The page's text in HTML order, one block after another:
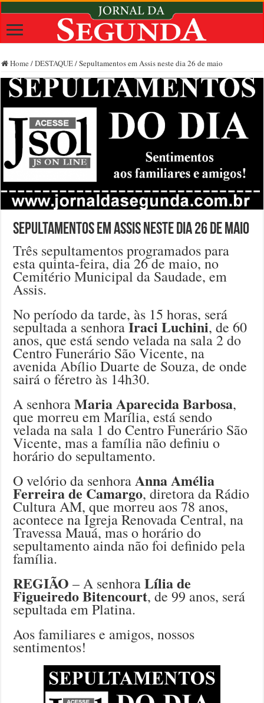
Home /DESTAQUE/Sepultamentos em Assis neste dia 26 de maio
Sepultamentos em Assis neste dia 26 de maio
Três sepultamentos programados para
esta quinta-feira, dia 26 de maio, no
Cemitério Municipal da Saudade, em
Assis.
No período da tarde, às 15 horas, será
sepultada a senhoraIraci Luchini, de 60
anos, que está sendo velada na sala 2 do
Centro Funerário São Vicente, na
avenida Abílio Duarte de Souza, de onde
sairá o féretro às 14h30.
A senhoraMaria Aparecida Barbosa,
que morreu em Marília, está sendo
velada na sala 1 do Centro Funerário São
Vicente, mas a família não definiu o
horário do sepultamento.
O velório da senhoraAnna Amélia
Ferreira de Camargo, diretora da Rádio
Cultura AM, que morreu aos 78 anos,
acontece na Igreja Renovada Central, na
Travessa Mauá, mas o horário do
sepultamento ainda não foi definido pela
família.
REGIÃO – A senhoraLília de
Figueiredo Bitencourt, de 99 anos, será
sepultada em Platina.
Aos familiares e amigos, nossos
sentimentos!